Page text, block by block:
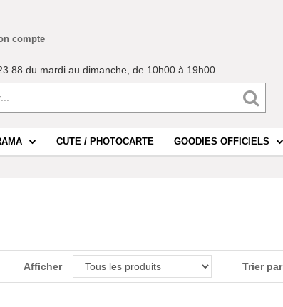
compte
88 du mardi au dimanche, de 10h00 à 19h00
CUTE / PHOTOCARTE GOODIES OFFICIELS
Afficher Trier par